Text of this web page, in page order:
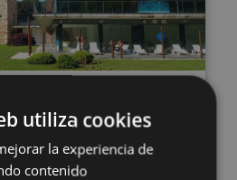
idéale au Spa
de Elgorriaga
utiliza cookies
la experiencia de
contenido